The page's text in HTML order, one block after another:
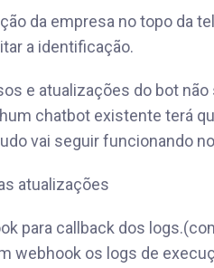
da empresa no topo da
a identificação.
e atualizações do bot não
chatbot existente terá
vai seguir funcionando
atualizações
para callback dos
webhook os logs de